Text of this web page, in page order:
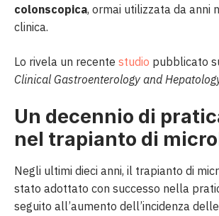
colonscopica, ormai utilizzata da anni
clinica.
Lo rivela un recente studio pubblicato
Clinical Gastroenterology and
Un decennio di
nel trapianto di
Negli ultimi dieci anni, il trapianto di
stato adottato con successo nella
seguito all’aumento dell’incidenza